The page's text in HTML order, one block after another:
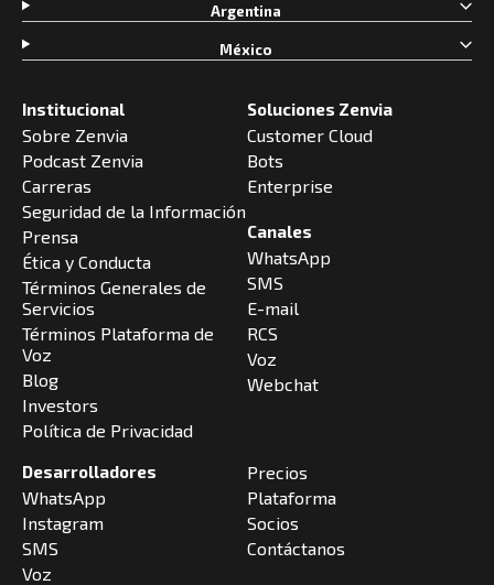
Institucional
Sobre Zenvia
Podcast Zenvia
Carreras
Seguridad de la Información
Prensa
Ética y Conducta
Términos Generales de
Servicios
Términos Plataforma de
Voz
Blog
Investors
Política de Privacidad
Soluciones Zenvia
Customer Cloud
Bots
Enterprise
Canales
WhatsApp
SMS
E-mail
RCS
Voz
Webchat
Desarrolladores
WhatsApp
Instagram
SMS
Voz
Precios
Plataforma
Socios
Contáctanos
Argentina
México